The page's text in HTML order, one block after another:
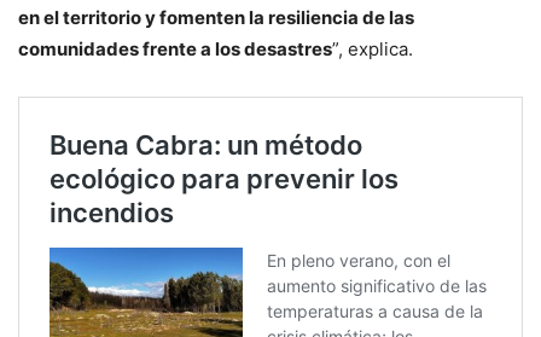
en el territorio y fomenten la resiliencia de las
comunidades frente a los desastres”, explica.